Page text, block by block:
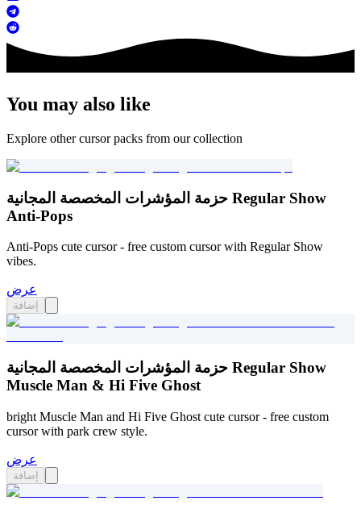
You may also like
Explore other cursor packs from our collection
حزمة المؤشرات المخصصة المجانية Regular Show
Anti-Pops
Anti-Pops cute cursor - free custom cursor with Regular Show
vibes.
عرض
إضافة
حزمة المؤشرات المخصصة المجانية Regular Show
Muscle Man & Hi Five Ghost
bright Muscle Man and Hi Five Ghost cute cursor - free custom
cursor with park crew style.
عرض
إضافة